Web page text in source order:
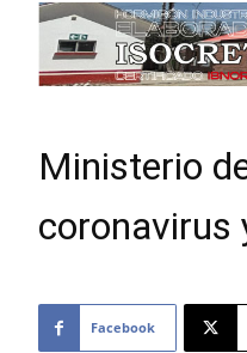
Ministerio
coronavirus
Facebook